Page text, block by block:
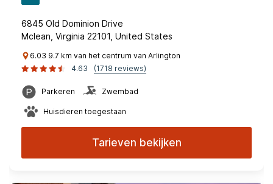
6845 Old Dominion Drive
Mclean, Virginia 22101, United States
6.03 9.7 km van het centrum van Arlington
4.63
(1718 reviews)
Parkeren Zwembad
Huisdieren toegestaan
Tarieven bekijken